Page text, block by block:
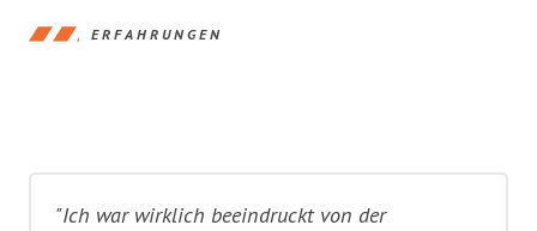
ERFAHRUNGEN
"Ich war wirklich beeindruckt von der